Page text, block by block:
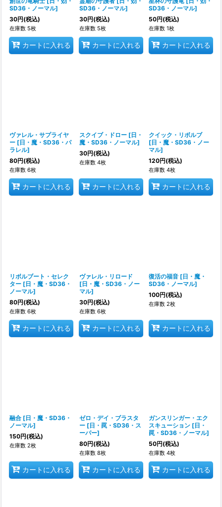
SD36・ノーマル]
30円(税込)
在庫数 5枚
カートに入れる
SD36・ノーマル]
30円(税込)
在庫数 5枚
カートに入れる
SD36・ノーマル]
50円(税込)
在庫数 1枚
カートに入れる
ヴァレル・サプライヤ
ー [日・魔・SD36・パ
ラレル]
80円(税込)
在庫数 6枚
カートに入れる
スクイブ・ドロー [日・
魔・SD36・ノーマル]
30円(税込)
在庫数 4枚
カートに入れる
クイック・リボルブ
[日・魔・SD36・ノー
マル]
120円(税込)
在庫数 4枚
カートに入れる
リボルブート・セレク
ター [日・魔・SD36・
ノーマル]
80円(税込)
在庫数 6枚
カートに入れる
ヴァレル・リロード
[日・魔・SD36・ノー
マル]
30円(税込)
在庫数 6枚
カートに入れる
復活の福音 [日・魔・
SD36・ノーマル]
100円(税込)
在庫数 2枚
カートに入れる
融合 [日・魔・SD36・
ノーマル]
150円(税込)
在庫数 2枚
カートに入れる
ゼロ・デイ・ブラスタ
ー [日・罠・SD36・ス
ーパー]
80円(税込)
在庫数 8枚
カートに入れる
ガンスリンガー・エク
スキューション [日・
罠・SD36・ノーマル]
50円(税込)
在庫数 4枚
カートに入れる